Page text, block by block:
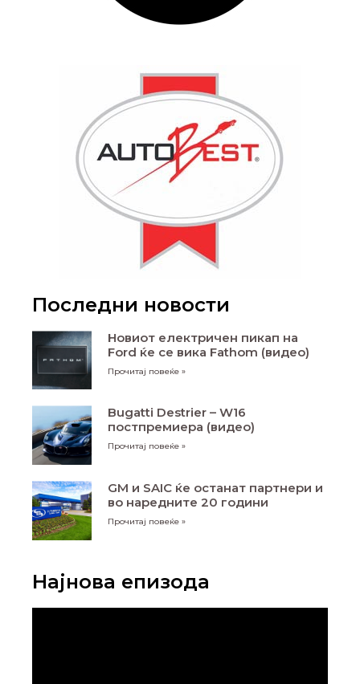
Последни новости
Новиот електричен пикап на
Ford ќе се вика Fathom (видео)
Прочитај повеќе »
Bugatti Destrier – W16
постпремиера (видео)
Прочитај повеќе »
GM и SAIC ќе останат партнери и
во наредните 20 години
Прочитај повеќе »
Најнова епизода